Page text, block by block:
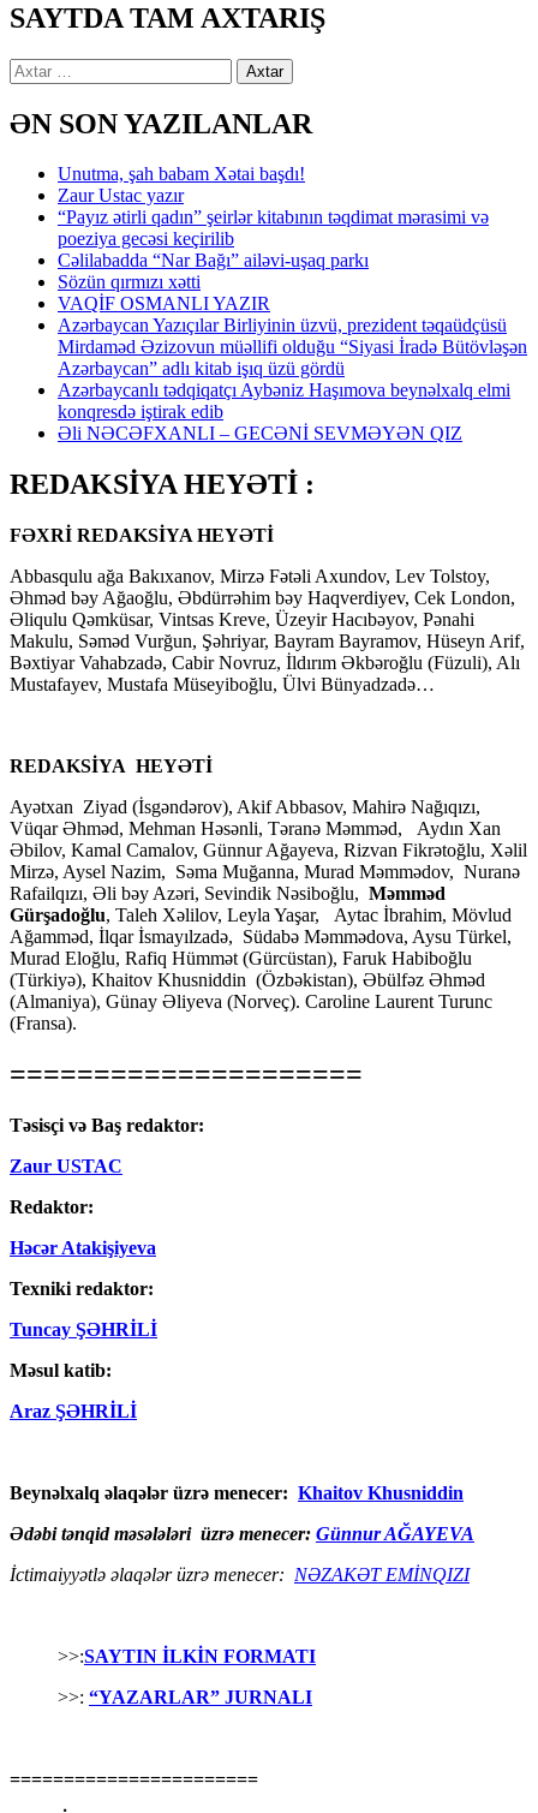
SAYTDA TAM AXTARIŞ
Axtarış:
ƏN SON YAZILANLAR
Unutma, şah babam Xətai başdı!
Zaur Ustac yazır
“Payız ətirli qadın” şeirlər kitabının təqdimat mərasimi və
poeziya gecəsi keçirilib
Cəlilabadda “Nar Bağı” ailəvi-uşaq parkı
Sözün qırmızı xətti
VAQİF OSMANLI YAZIR
Azərbaycan Yazıçılar Birliyinin üzvü, prezident təqaüdçüsü
Mirdaməd Əzizovun müəllifi olduğu “Siyasi İradə Bütövləşən
Azərbaycan” adlı kitab işıq üzü gördü
Azərbaycanlı tədqiqatçı Aybəniz Haşımova beynəlxalq elmi
konqresdə iştirak edib
Əli NƏCƏFXANLI – GECƏNİ SEVMƏYƏN QIZ
REDAKSİYA HEYƏTİ :
FƏXRİ REDAKSİYA HEYƏTİ
Abbasqulu ağa Bakıxanov, Mirzə Fətəli Axundov, Lev Tolstoy,
Əhməd bəy Ağaoğlu, Əbdürrəhim bəy Haqverdiyev, Cek London,
Əliqulu Qəmküsar, Vintsas Kreve, Üzeyir Hacıbəyov, Pənahi
Makulu, Səməd Vurğun, Şəhriyar, Bayram Bayramov, Hüseyn Arif,
Bəxtiyar Vahabzadə, Cabir Novruz, İldırım Əkbəroğlu (Füzuli), Alı
Mustafayev, Mustafa Müseyiboğlu, Ülvi Bünyadzadə…
REDAKSİYA HEYƏTİ
Ayətxan Ziyad (İsgəndərov), Akif Abbasov, Mahirə Nağıqızı,
Vüqar Əhməd, Mehman Həsənli, Təranə Məmməd, Aydın Xan
Əbilov, Kamal Camalov, Günnur Ağayeva, Rizvan Fikrətoğlu, Xəlil
Mirzə, Aysel Nazim, Səma Muğanna, Murad Məmmədov, Nuranə
Rafailqızı, Əli bəy Azəri, Sevindik Nəsiboğlu, Məmməd
Gürşadoğlu, Taleh Xəlilov, Leyla Yaşar, Aytac İbrahim, Mövlud
Ağamməd, İlqar İsmayılzadə, Südabə Məmmədova, Aysu Türkel,
Murad Eloğlu, Rafiq Hümmət (Gürcüstan), Faruk Habiboğlu
(Türkiyə), Khaitov Khusniddin (Özbəkistan), Əbülfəz Əhməd
(Almaniya), Günay Əliyeva (Norveç). Caroline Laurent Turunc
(Fransa).
=====================
Təsisçi və Baş redaktor:
Zaur USTAC
Redaktor:
Həcər Atakişiyeva
Texniki redaktor:
Tuncay ŞƏHRİLİ
Məsul katib:
Araz ŞƏHRİLİ
Beynəlxalq əlaqələr üzrə menecer: Khaitov Khusniddin
Ədəbi tənqid məsələləri üzrə menecer: Günnur AĞAYEVA
İctimaiyyətlə əlaqələr üzrə menecer: NƏZAKƏT EMİNQIZI
>>:SAYTIN İLKİN FORMATI
>>: “YAZARLAR” JURNALI
=======================